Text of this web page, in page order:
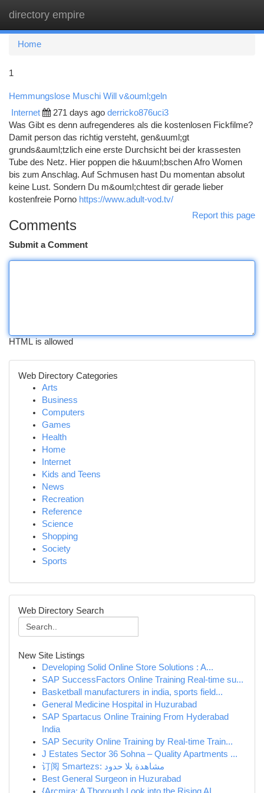
directory empire
Home
1
Hemmungslose Muschi Will v&ouml;geln
Internet 271 days ago derricko876uci3
Was Gibt es denn aufregenderes als die kostenlosen Fickfilme?
Damit person das richtig versteht, gen&uuml;gt
grunds&auml;tzlich eine erste Durchsicht bei der krassesten
Tube des Netz. Hier poppen die h&uuml;bschen Afro Women
bis zum Anschlag. Auf Schmusen hast Du momentan absolut
keine Lust. Sondern Du m&ouml;chtest dir gerade lieber
kostenfreie Porno https://www.adult-vod.tv/
Report this page
Comments
Submit a Comment
HTML is allowed
Web Directory Categories
Arts
Business
Computers
Games
Health
Home
Internet
Kids and Teens
News
Recreation
Reference
Science
Shopping
Society
Sports
Web Directory Search
New Site Listings
Developing Solid Online Store Solutions : A...
SAP SuccessFactors Online Training Real-time su...
Basketball manufacturers in india, sports field...
General Medicine Hospital in Huzurabad
SAP Spartacus Online Training From Hyderabad
India
SAP Security Online Training by Real-time Train...
J Estates Sector 36 Sohna – Quality Apartments ...
订阅 Smartezs: مشاهدة بلا حدود
Best General Surgeon in Huzurabad